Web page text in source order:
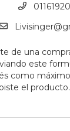
de una
este
como
el producto.